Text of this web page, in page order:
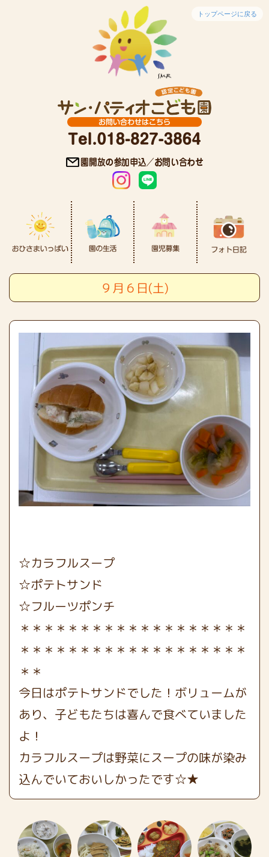
トップページに戻る
９月６日(土)
☆カラフルスープ
☆ポテトサンド
☆フルーツポンチ
＊＊＊＊＊＊＊＊＊＊＊＊＊＊＊＊＊＊＊
＊＊＊＊＊＊＊＊＊＊＊＊＊＊＊＊＊＊＊
＊＊
今日はポテトサンドでした！ボリュームが
あり、子どもたちは喜んで食べていました
よ！
カラフルスープは野菜にスープの味が染み
込んでいておいしかったです☆★